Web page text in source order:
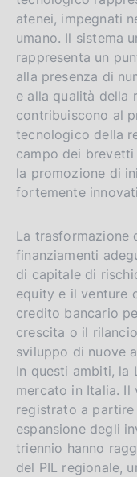
atenei, impegnati
umano. Il sistema
rappresenta un
alla presenza di
e alla qualità della
contribuiscono al
tecnologico della
campo dei
la promozione di
fortemente
La trasformazione
finanziamenti
di capitale di
equity e il venture
credito bancario
crescita o il
sviluppo di nuove
In questi ambiti, la
mercato in Italia. Il
registrato a
espansione degli
triennio hanno
del PIL regionale,